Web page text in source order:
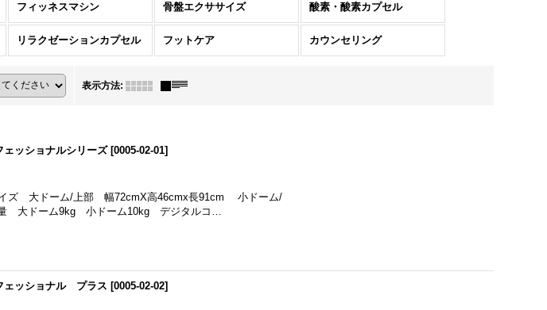
[
pyr_sword]
5,940円 (税込)
フィッネスマシン 骨盤エクササイズ 酸素・酸素カプセル
リラクゼーションカプセル フットケア カウンセリング
表示方法:
ッショナルシリーズ [0005-02-01]
ズ 大ドーム/上部 幅72cmX高46cmx長91cm 小ドーム/
大ドーム9kg 小ドーム10kg デジタルコ…
ェッショナル プラス [0005-02-02]